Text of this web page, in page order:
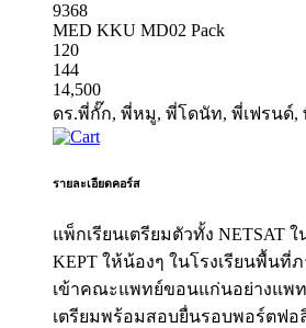
9368
MED KKU MD02 Pack
120
144
14,500
ดร.พี่กั๊ก, พี่หมู, พี่โดนัท, พี่เฟรนด์,
รายละเอียดคอร์ส
แพ็กเรียนเตรียมตัวทั้ง NETSAT
KEPT ให้น้องๆ ในโรงเรียนพื้นที่
เข้าคณะแพทย์ขอนแก่นอย่างแพท
เตรียมพร้อมสอบยื่นรอบพอร์ตฟอ